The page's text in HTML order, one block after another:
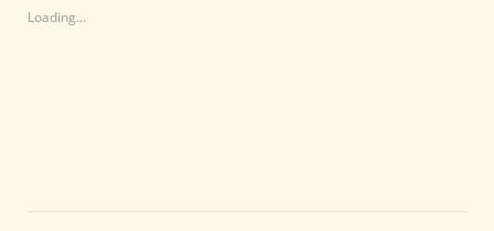
Loading...